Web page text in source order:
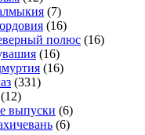
(7)
(16)
полюс (16)
(16)
(16)
(331)
(12)
выпуски (6)
(6)